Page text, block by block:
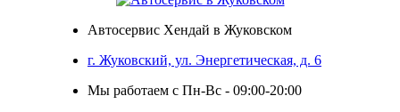
Автосервис Хендай в Жуковском
г. Жуковский, ул. Энергетическая, д. 6
Мы работаем с Пн-Вc - 09:00-20:00